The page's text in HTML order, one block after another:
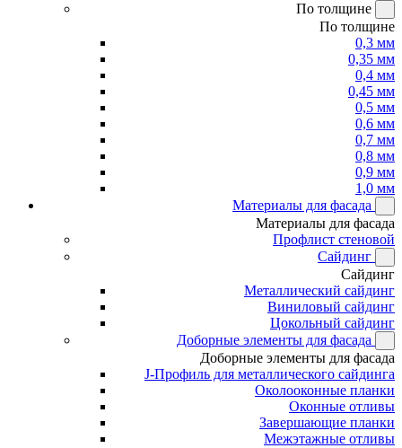
По толщине
По толщине
0,3 мм
0,35 мм
0,4 мм
0,45 мм
0,5 мм
0,6 мм
0,7 мм
0,8 мм
0,9 мм
1,0 мм
Материалы для фасада
Материалы для фасада
Профлист стеновой
Сайдинг
Сайдинг
Металлический сайдинг
Виниловый сайдинг
Цокольный сайдинг
Доборные элементы для фасада
Доборные элементы для фасада
J-Профиль для металлического сайдинга
Околооконные планки
Оконные отливы
Завершающие планки
Межэтажные отливы